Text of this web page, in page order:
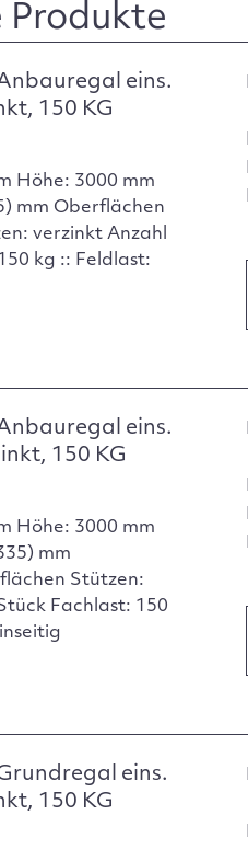
Produkte
eins.
150 KG
Höhe: 3000 mm
mm Oberflächen
verzinkt Anzahl
kg :: Feldlast:
eins.
150 KG
Höhe: 3000 mm
mm
Stützen:
Fachlast: 150
eins.
150 KG